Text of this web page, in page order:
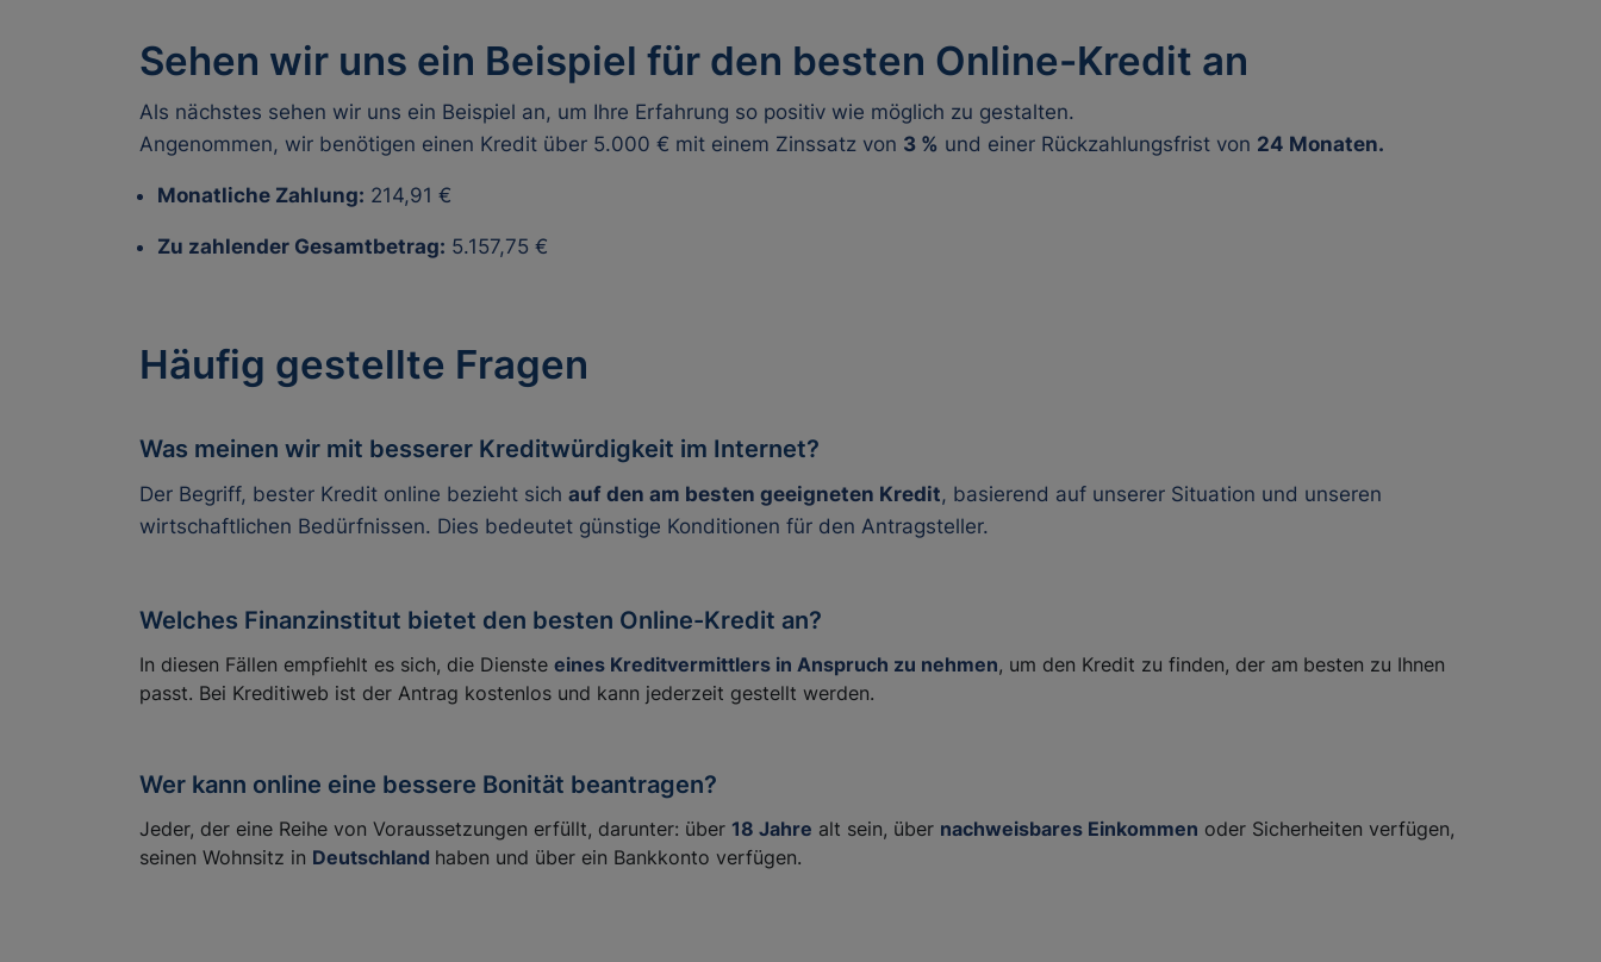
Sehen wir uns ein Beispiel für den besten Online-Kredit an
Als nächstes sehen wir uns ein Beispiel an, um Ihre Erfahrung so positiv wie möglich zu gestalten.
Angenommen, wir benötigen einen Kredit über 5.000 € mit einem Zinssatz von 3 % und einer Rückzahlungsfrist von 24 Monaten.
Monatliche Zahlung: 214,91 €
Zu zahlender Gesamtbetrag: 5.157,75 €
Häufig gestellte Fragen
Was meinen wir mit besserer Kreditwürdigkeit im Internet?
Der Begriff, bester Kredit online bezieht sich auf den am besten geeigneten Kredit, basierend auf unserer Situation und unseren
wirtschaftlichen Bedürfnissen. Dies bedeutet günstige Konditionen für den Antragsteller.
Welches Finanzinstitut bietet den besten Online-Kredit an?
In diesen Fällen empfiehlt es sich, die Dienste eines Kreditvermittlers in Anspruch zu nehmen, um den Kredit zu finden, der am besten zu Ihnen
passt. Bei Kreditiweb ist der Antrag kostenlos und kann jederzeit gestellt werden.
Wer kann online eine bessere Bonität beantragen?
Jeder, der eine Reihe von Voraussetzungen erfüllt, darunter: über 18 Jahre alt sein, über nachweisbares Einkommen oder Sicherheiten verfügen,
seinen Wohnsitz in Deutschland haben und über ein Bankkonto verfügen.